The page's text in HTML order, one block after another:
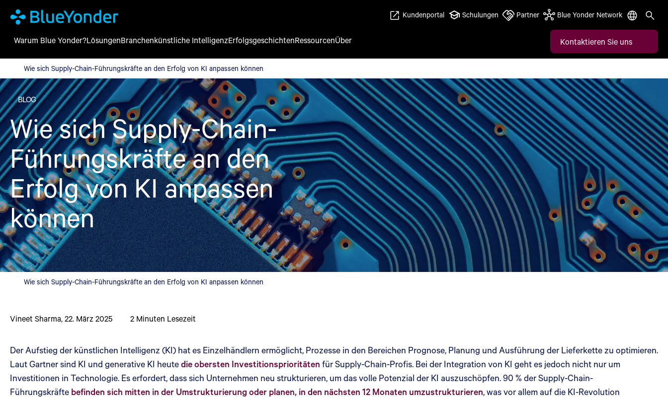
Wie sich Supply-Chain-Führungskräfte an den Erfolg von KI anpassen können
Kundenportal Schulungen Partner Blue Yonder Network
Warum Blue Yonder?LösungenBranchenkünstliche IntelligenzErfolgsgeschichtenRessourcenÜber Kontaktieren Sie uns
Wie sich Supply-Chain-Führungskräfte an den Erfolg von KI anpassen können
BLOG
Wie sich Supply-Chain-
Führungskräfte an den
Erfolg von KI anpassen
können
Wie sich Supply-Chain-Führungskräfte an den Erfolg von KI anpassen können
Vineet Sharma,22. März 2025 2 Minuten Lesezeit
Der Aufstieg der künstlichen Intelligenz (KI) hat es Einzelhändlern ermöglicht, Prozesse in den Bereichen Prognose, Planung und Ausführung der Lieferkette zu optimieren.
Laut Gartner sind KI und generative KI heutedie obersten Investitionsprioritäten für Supply-Chain-Profis. Bei der Integration von KI geht es jedoch nicht nur um
Investitionen in Technologie. Es erfordert, dass sich Unternehmen neu strukturieren, um das volle Potenzial der KI auszuschöpfen. 90 % der Supply-Chain-
Führungskräfte befinden sich mitten in der Umstrukturierung oder planen, in den nächsten 12 Monaten umzustrukturieren, was vor allem auf die KI-Revolution